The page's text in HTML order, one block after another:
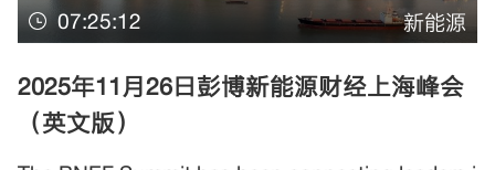
07:25:12 新能源
2025年11月26日彭博新能源财经上海峰会
（英文版）